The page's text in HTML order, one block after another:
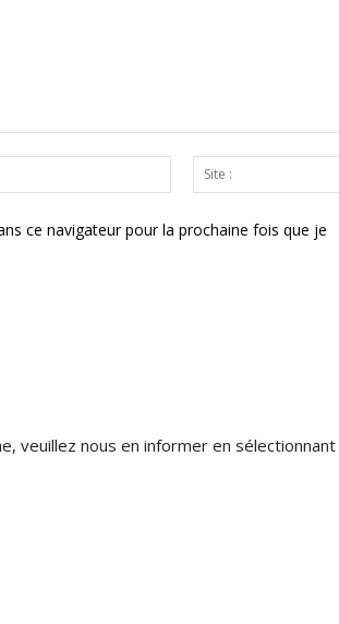
Email
:*
ce navigateur pour la prochaine fois que je
veuillez nous en informer en